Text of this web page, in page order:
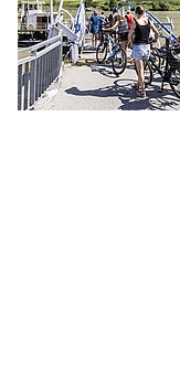
Soziales,
Identität
Integration
Mobilität &
Klimawandel,
Steigerung